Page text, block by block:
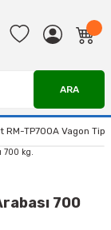
ARA
RM-TP700A Vagon Tipi
700